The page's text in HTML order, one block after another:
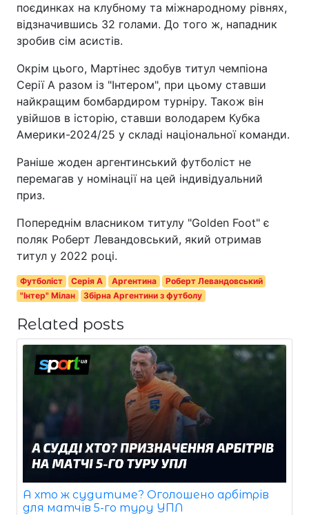
поєдинках на клубному та міжнародному рівнях,
відзначившись 32 голами. До того ж, нападник
зробив сім асистів.
Окрім цього, Мартінес здобув титул чемпіона
Серії А разом із "Інтером", при цьому ставши
найкращим бомбардиром турніру. Також він
увійшов в історію, ставши володарем Кубка
Америки-2024/25 у складі національної команди.
Раніше жоден аргентинський футболіст не
перемагав у номінації на цей індивідуальний
приз.
Попереднім власником титулу "Golden Foot" є
поляк Роберт Левандовський, який отримав
титул у 2022 році.
Футболіст Серія A Аргентина
Роберт Левандовський
"Інтер" Мілан
Збірна Аргентини з футболу
Related posts
А хто ж судитиме? Оголошено арбітрів
для матчів 5-го туру УПЛ